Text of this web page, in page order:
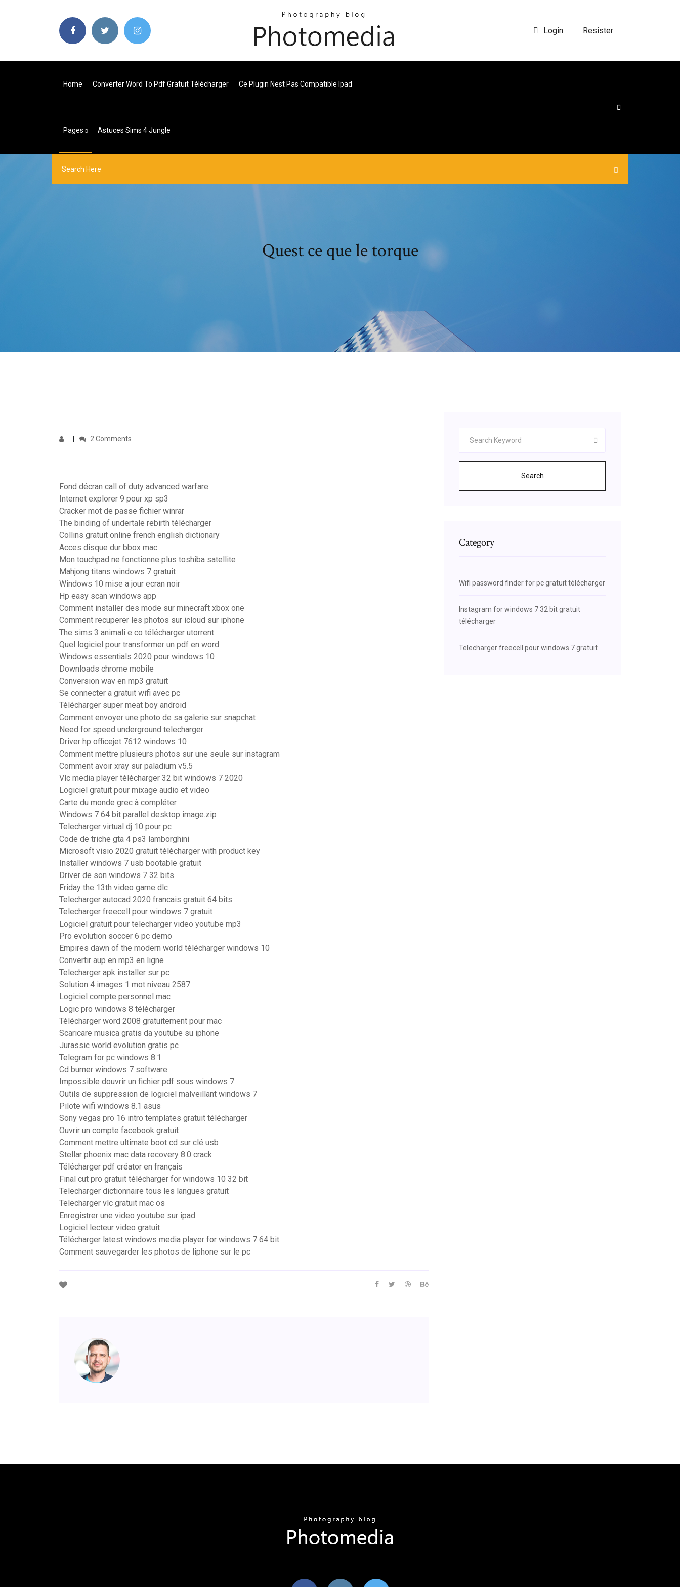
Login | Resister
Home Converter Word To Pdf Gratuit Télécharger Ce Plugin Nest Pas Compatible Ipad
Pages Astuces Sims 4 Jungle
Quest ce que le torque
2 Comments
Fond décran call of duty advanced warfare
Internet explorer 9 pour xp sp3
Cracker mot de passe fichier winrar
The binding of undertale rebirth télécharger
Collins gratuit online french english dictionary
Acces disque dur bbox mac
Mon touchpad ne fonctionne plus toshiba satellite
Mahjong titans windows 7 gratuit
Windows 10 mise a jour ecran noir
Hp easy scan windows app
Comment installer des mode sur minecraft xbox one
Comment recuperer les photos sur icloud sur iphone
The sims 3 animali e co télécharger utorrent
Quel logiciel pour transformer un pdf en word
Windows essentials 2020 pour windows 10
Downloads chrome mobile
Conversion wav en mp3 gratuit
Se connecter a gratuit wifi avec pc
Télécharger super meat boy android
Comment envoyer une photo de sa galerie sur snapchat
Need for speed underground telecharger
Driver hp officejet 7612 windows 10
Comment mettre plusieurs photos sur une seule sur instagram
Comment avoir xray sur paladium v5.5
Vlc media player télécharger 32 bit windows 7 2020
Logiciel gratuit pour mixage audio et video
Carte du monde grec à compléter
Windows 7 64 bit parallel desktop image.zip
Telecharger virtual dj 10 pour pc
Code de triche gta 4 ps3 lamborghini
Microsoft visio 2020 gratuit télécharger with product key
Installer windows 7 usb bootable gratuit
Driver de son windows 7 32 bits
Friday the 13th video game dlc
Telecharger autocad 2020 francais gratuit 64 bits
Telecharger freecell pour windows 7 gratuit
Logiciel gratuit pour telecharger video youtube mp3
Pro evolution soccer 6 pc demo
Empires dawn of the modern world télécharger windows 10
Convertir aup en mp3 en ligne
Telecharger apk installer sur pc
Solution 4 images 1 mot niveau 2587
Logiciel compte personnel mac
Logic pro windows 8 télécharger
Télécharger word 2008 gratuitement pour mac
Scaricare musica gratis da youtube su iphone
Jurassic world evolution gratis pc
Telegram for pc windows 8.1
Cd burner windows 7 software
Impossible douvrir un fichier pdf sous windows 7
Outils de suppression de logiciel malveillant windows 7
Pilote wifi windows 8.1 asus
Sony vegas pro 16 intro templates gratuit télécharger
Ouvrir un compte facebook gratuit
Comment mettre ultimate boot cd sur clé usb
Stellar phoenix mac data recovery 8.0 crack
Télécharger pdf créator en français
Final cut pro gratuit télécharger for windows 10 32 bit
Telecharger dictionnaire tous les langues gratuit
Telecharger vlc gratuit mac os
Enregistrer une video youtube sur ipad
Logiciel lecteur video gratuit
Télécharger latest windows media player for windows 7 64 bit
Comment sauvegarder les photos de liphone sur le pc
Search
Category
Wifi password finder for pc gratuit télécharger
Instagram for windows 7 32 bit gratuit
télécharger
Telecharger freecell pour windows 7 gratuit